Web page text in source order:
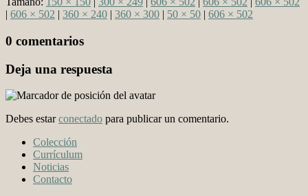
| 606 × 502 | 360 × 240 | 360 × 300 | 50 × 50 | 606 × 502
0 comentarios
Deja una respuesta
Debes estarconectado para publicar un comentario.
Colección
Currículum
Noticias
Contacto